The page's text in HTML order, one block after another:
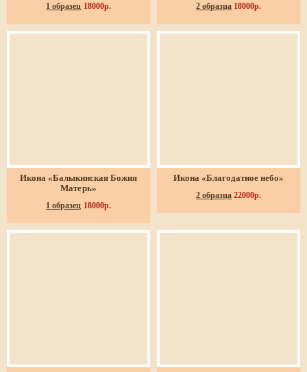
1 образец 18000р.
2 образца 18000р.
Икона «Балыкинская Божия
Матерь»
1 образец 18000р.
Икона «Благодатное небо»
2 образца 22000р.